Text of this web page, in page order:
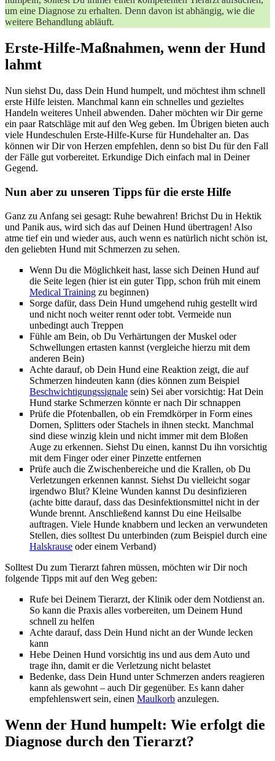
um eine Diagnose zu erhalten. Denn davon ist abhängig, wie die
weitere Behandlung abläuft.
Erste-Hilfe-Maßnahmen, wenn der Hund
lahmt
Nun siehst Du, dass Dein Hund humpelt, und möchtest ihm schnell
erste Hilfe leisten. Manchmal kann ein schnelles und gezieltes
Handeln weiteres Unheil abwenden. Daher möchten wir Dir gerne
ein paar Ratschläge mit auf den Weg geben. Im Übrigen bieten auch
viele Hundeschulen Erste-Hilfe-Kurse für Hundehalter an. Das
können wir Dir von Herzen empfehlen, denn so bist Du für den Fall
der Fälle gut vorbereitet. Erkundige Dich einfach mal in Deiner
Gegend.
Nun aber zu unseren Tipps für die erste Hilfe
Ganz zu Anfang sei gesagt: Ruhe bewahren! Brichst Du in Hektik
und Panik aus, wird sich das auf Deinen Hund übertragen! Also
atme tief ein und wieder aus, auch wenn es natürlich nicht schön ist,
den geliebten Hund mit Schmerzen zu sehen.
Wenn Du die Möglichkeit hast, lasse sich Deinen Hund auf
die Seite legen (hier ist ein guter Tipp, schon früh mit einem
Medical Training zu beginnen)
Sorge dafür, dass Dein Hund umgehend ruhig gestellt wird
und nicht noch weiter rennt oder tobt. Vermeide nun
unbedingt auch Treppen
Fühle am Bein, ob Du Verhärtungen der Muskel oder
Schwellungen ertasten kannst (vergleiche hierzu mit dem
anderen Bein)
Achte darauf, ob Dein Hund eine Reaktion zeigt, die auf
Schmerzen hindeuten kann (dies können zum Beispiel
Beschwichtigungssignale sein) Sei aber vorsichtig: Hat Dein
Hund starke Schmerzen könnte er nach Dir schnappen
Prüfe die Pfotenballen, ob ein Fremdkörper in Form eines
Dornen, Splitters oder Stachels in ihnen steckt. Manchmal
sind diese winzig klein und nicht immer mit dem Bloßen
Auge zu erkennen. Siehst Du einen, kannst Du ihn vorsichtig
mit dem Finger oder einer Pinzette entfernen
Prüfe auch die Zwischenbereiche und die Krallen, ob Du
Verletzungen erkennen kannst. Siehst Du vielleicht sogar
irgendwo Blut? Kleine Wunden kannst Du desinfizieren
(achte bitte darauf, dass das Desinfektionsmittel nicht in der
Wunde brennt. Anschließend kannst Du eine Heilsalbe
auftragen. Viele Hunde knabbern und lecken an verwundeten
Stellen, dies solltest Du unterbinden (zum Beispiel durch eine
Halskrause oder einem Verband)
Solltest Du zum Tierarzt fahren müssen, möchten wir Dir noch
folgende Tipps mit auf den Weg geben:
Rufe bei Deinem Tierarzt, der Klinik oder dem Notdienst an.
So kann die Praxis alles vorbereiten, um Deinem Hund
schnell zu helfen
Achte darauf, dass Dein Hund nicht an der Wunde lecken
kann
Hebe Deinen Hund vorsichtig ins und aus dem Auto und
trage ihn, damit er die Verletzung nicht belastet
Bedenke, dass Dein Hund unter Schmerzen anders reagieren
kann als gewohnt – auch Dir gegenüber. Es kann daher
empfehlenswert sein, einen Maulkorb anzulegen.
Wenn der Hund humpelt: Wie erfolgt die
Diagnose durch den Tierarzt?